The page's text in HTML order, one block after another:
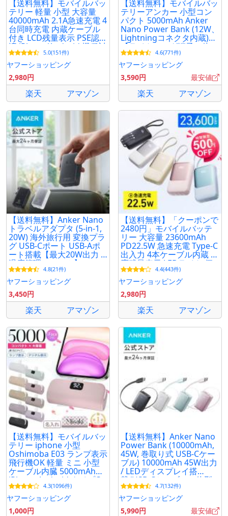
【送料無料】モバイルバッ
テリー 軽量 小型 大容量
40000mAh 2.1A急速充電 4
台同時充電 内蔵ケーブル
付き LCD残量表示 PSE認証
済 iPhone/Android 機種対
応 旅行 停電対策
5.0(151件)
ヤフーショッピング
2,980円
楽天 アマゾン
【送料無料】モバイルバッ
テリーアンカー 小型コン
パクト 5000mAh Anker
Nano Power Bank (12W、
Lightningコネクタ内蔵)
【ライトニング端子一体
型】 4.6(771件)
ヤフーショッピング
3,590円
最安値
楽天 アマゾン
【送料無料】Anker Nano
トラベルアダプタ (5-in-1,
20W) 海外旅行用 変換プラ
グ USB-Cポート USB-Aポ
ート搭載【最大20W出力 /
温度管理システム】
4.8(21件)
ヤフーショッピング
3,450円
楽天 アマゾン
【送料無料】「クーポンで
2480円」モバイルバッテ
リー 大容量 23600mAh
PD22.5W 急速充電 Type-C
出入力 4本ケーブル内蔵 対
応残量表示 LEDライト 便
利グッズ停電 PSE MFi認証
4.4(443件)
ヤフーショッピング
2,980円
楽天 アマゾン
【送料無料】モバイルバッ
テリー iphone 小型
Oshimoba E03 ランプ表示
飛行機OK 軽量 ミニ 小型
ケーブル内臓 5000mAh
iPhone Android タイプC
アイフォン 軽い 名入れ
4.3(1096件)
ヤフーショッピング
1,000円
【送料無料】Anker Nano
Power Bank (10000mAh,
45W, 巻取り式 USB-Cケー
ブル) 10000mAh 45W出力
/ LEDディスプレイ搭
載/USB-Cケーブル一体型
4.7(132件)
ヤフーショッピング
5,990円
最安値